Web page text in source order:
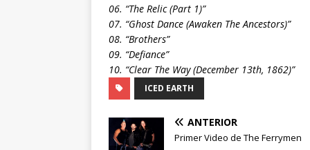
06. “The Relic (Part 1)”
07. “Ghost Dance (Awaken The Ancestors)”
08. “Brothers”
09. “Defiance”
10. “Clear The Way (December 13th, 1862)”
ICED EARTH
ANTERIOR
Primer Video de The Ferrymen